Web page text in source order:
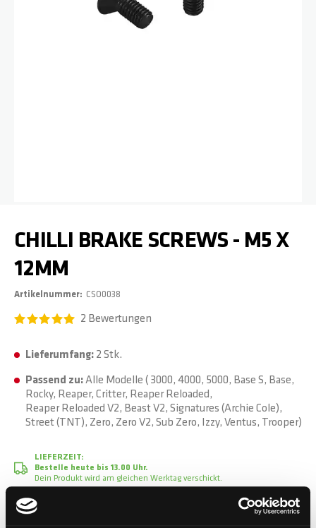
CHILLI BRAKE SCREWS - M5 X
12MM
Artikelnummer CSO0038
2 Bewertungen
Lieferumfang: 2 Stk.
Passend zu:Alle Modelle ( 3000, 4000, 5000, Base S, Base,
Rocky, Reaper, Critter, Reaper Reloaded,
Reaper Reloaded V2, Beast V2, Signatures (Archie Cole),
Street (TNT), Zero, Zero V2, Sub Zero, Izzy, Ventus, Trooper)
LIEFERZEIT:
Bestelle heute bis 13.00 Uhr.
Dein Produkt wird am gleichen Werktag verschickt.